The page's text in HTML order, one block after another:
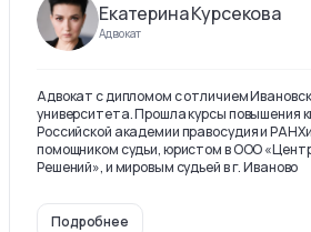
Екатерина Курсекова
Адвокат
Адвокат с дипломом с отличием
университета. Прошла курсы повышения
Российской академии правосудия и
помощником судьи, юристом в ООО
Решений», и мировым судьей в г. Иваново
Подробнее